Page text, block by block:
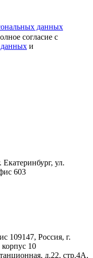
данных
согласие с
и
Екатеринбург, ул.
603
109147, Россия, г.
10
д.22, стр.4А,